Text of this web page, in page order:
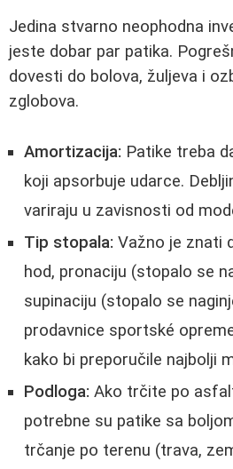
Jedina stvarno neophodna
jeste dobar par patika.
dovesti do bolova, žuljeva i
zglobova.
Amortizacija: Patike treba
koji apsorbuje udarce.
variraju u zavisnosti od
Tip stopala: Važno je znati
hod, pronaciju (stopalo se
supinaciju (stopalo se
prodavnice sportské
kako bi preporučile najbolji
Podloga: Ako trčite po
potrebne su patike sa
trčanje po terenu (trava,